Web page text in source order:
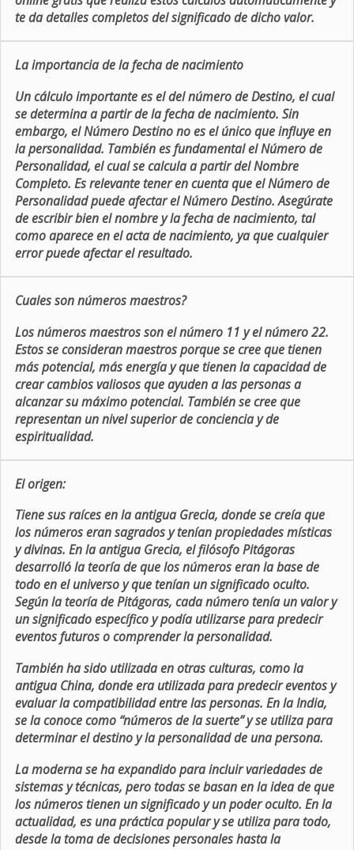
te da detalles completos del significado de dicho valor.
La importancia de la fecha de nacimiento
Un cálculo importante es el del número de Destino, el cual
se determina a partir de la fecha de nacimiento. Sin
embargo, el Número Destino no es el único que influye en
la personalidad. También es fundamental el Número de
Personalidad, el cual se calcula a partir del Nombre
Completo. Es relevante tener en cuenta que el Número de
Personalidad puede afectar el Número Destino. Asegúrate
de escribir bien el nombre y la fecha de nacimiento, tal
como aparece en el acta de nacimiento, ya que cualquier
error puede afectar el resultado.
Cuales son números maestros?
Los números maestros son el número 11 y el número 22.
Estos se consideran maestros porque se cree que tienen
más potencial, más energía y que tienen la capacidad de
crear cambios valiosos que ayuden a las personas a
alcanzar su máximo potencial. También se cree que
representan un nivel superior de conciencia y de
espiritualidad.
El origen:
Tiene sus raíces en la antigua Grecia, donde se creía que
los números eran sagrados y tenían propiedades místicas
y divinas. En la antigua Grecia, el filósofo Pitágoras
desarrolló la teoría de que los números eran la base de
todo en el universo y que tenían un significado oculto.
Según la teoría de Pitágoras, cada número tenía un valor y
un significado específico y podía utilizarse para predecir
eventos futuros o comprender la personalidad.
También ha sido utilizada en otras culturas, como la
antigua China, donde era utilizada para predecir eventos y
evaluar la compatibilidad entre las personas. En la India,
se la conoce como “números de la suerte” y se utiliza para
determinar el destino y la personalidad de una persona.
La moderna se ha expandido para incluir variedades de
sistemas y técnicas, pero todas se basan en la idea de que
los números tienen un significado y un poder oculto. En la
actualidad, es una práctica popular y se utiliza para todo,
desde la toma de decisiones personales hasta la